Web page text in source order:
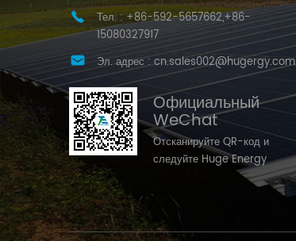
Тел. : +86-592-5657662,+86-
15080327917
Эл. адрес :cn.sales002@hugergy.com
Официальный
WeChat
Отсканируйте QR-код и
следуйте Huge Energy